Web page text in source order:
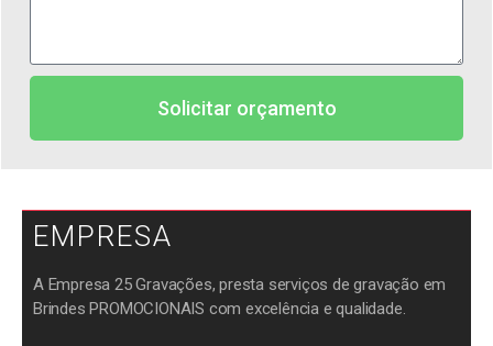
Solicitar orçamento
EMPRESA
A Empresa 25 Gravações, presta serviços de gravação em
Brindes PROMOCIONAIS com excelência e qualidade.